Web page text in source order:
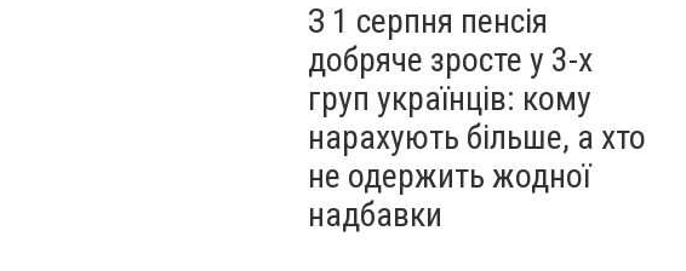
З 1 серпня пенсія
добряче зросте у 3-х
груп українців: кому
нарахують більше, а хто
не одержить жодної
надбавки